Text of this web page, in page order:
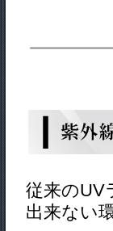
従来のUV
出来ない